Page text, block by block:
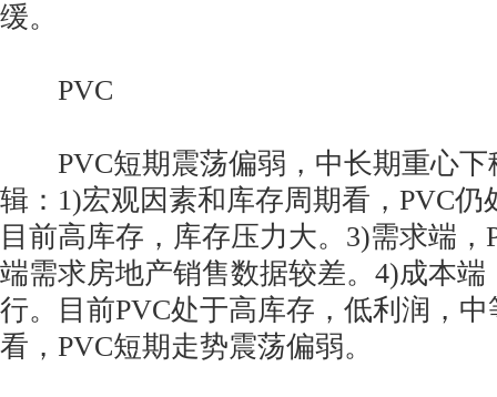
缓。
PVC
PVC短期震荡偏弱，中长期重心下
辑：1)宏观因素和库存周期看，PVC仍
目前高库存，库存压力大。3)需求端，
端需求房地产销售数据较差。4)成本
行。目前PVC处于高库存，低利润，
看，PVC短期走势震荡偏弱。